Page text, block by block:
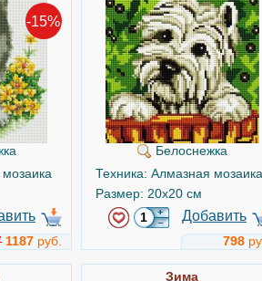
-15%
1187 руб.
Белоснежка
Техника: Алмазная мозаика
Размер: 20x20 см
Добавить
798
Зима